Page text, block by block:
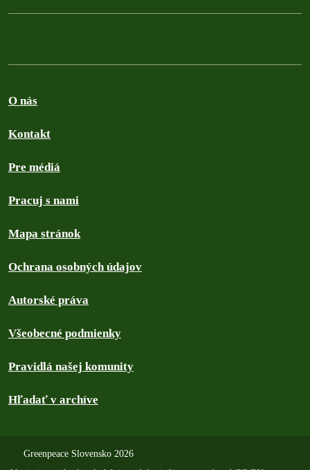
O nás
Kontakt
Pre médiá
Pracuj s nami
Mapa stránok
Ochrana osobných údajov
Autorské práva
Všeobecné podmienky
Pravidlá našej komunity
Hľadať v archíve
Greenpeace Slovensko 2026